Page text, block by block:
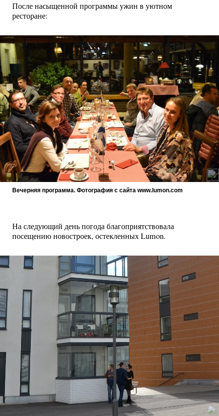
После насыщенной программы ужин в уютном
ресторане:
Вечерняя программа. Фотография с сайта www.lumon.com
На следующий день погода благоприятствовала
посещению новостроек, остекленных Lumon.